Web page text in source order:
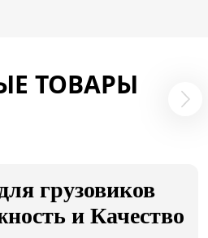
ТОВАРЫ
грузовиков
и Качество